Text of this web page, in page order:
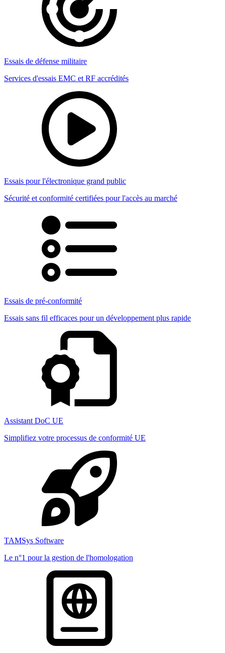
Essais de défense militaire
Services d'essais EMC et RF accrédités
Essais pour l'électronique grand public
Sécurité et conformité certifiées pour l'accès au marché
Essais de pré-conformité
Essais sans fil efficaces pour un développement plus rapide
Assistant DoC UE
Simplifiez votre processus de conformité UE
TAMSys Software
Le n°1 pour la gestion de l'homologation